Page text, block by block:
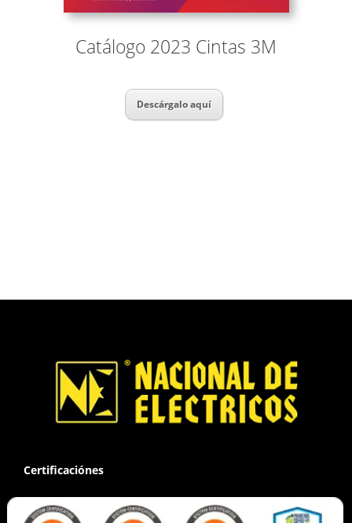
Catálogo 2023 Cintas 3M
Descárgalo aquí
Certificaciónes